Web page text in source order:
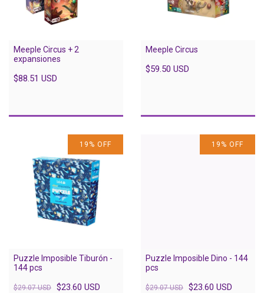
Meeple Circus + 2
expansiones
$88.51 USD
Meeple Circus
$59.50 USD
19 % OFF
Puzzle Imposible Tiburón -
144 pcs
$29.07 USD $23.60 USD
19 % OFF
Puzzle Imposible Dino - 144
pcs
$29.07 USD $23.60 USD